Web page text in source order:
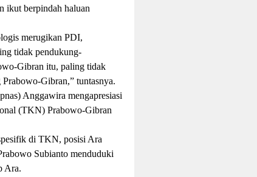
ikut berpindah haluan
merugikan PDI,
tidak pendukung-
Gibran itu, paling tidak
Gibran,” tuntasnya.
Anggawira mengapresiasi
(TKN) Prabowo-Gibran
di TKN, posisi Ara
Subianto menduduki
Ara.